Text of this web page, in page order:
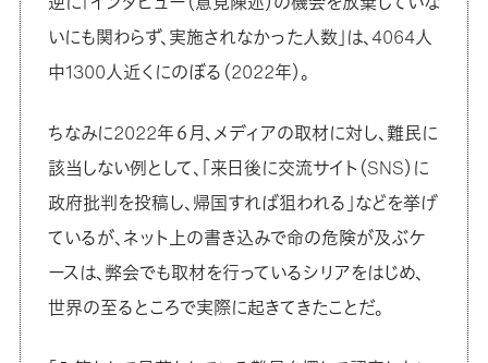
いにも関わらず、実施されなかった人数」は、4064人
中1300人近くにのぼる（2022年）。
ちなみに2022年６月、メディアの取材に対し、難民に
該当しない例として、「来日後に交流サイト（SNS）に
政府批判を投稿し、帰国すれば狙われる」などを挙げ
ているが、ネット上の書き込みで命の危険が及ぶケ
ースは、弊会でも取材を行っているシリアをはじめ、
世界の至るところで実際に起きてきたことだ。